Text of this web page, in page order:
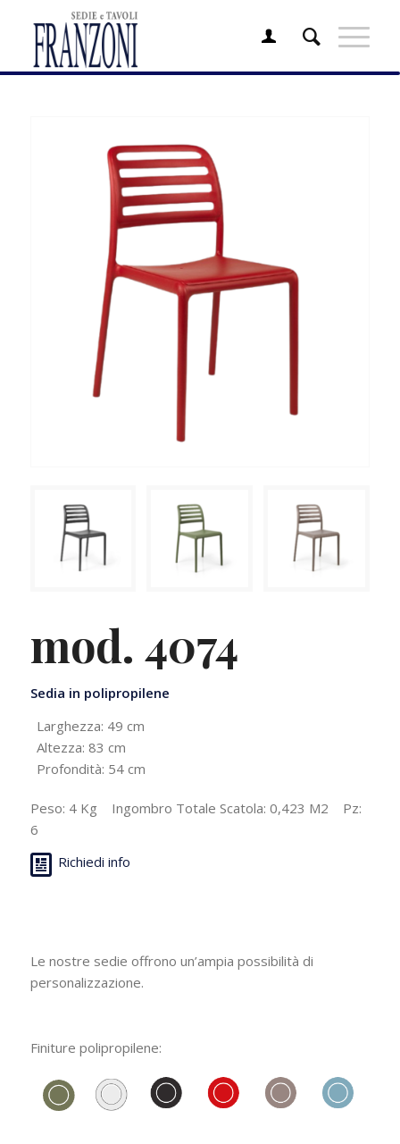
mod. 4074
Sedia in polipropilene
Larghezza: 49 cm
Altezza: 83 cm
Profondità: 54 cm
Peso: 4 Kg Ingombro Totale Scatola: 0,423 M2 Pz:
6
Richiedi info
Le nostre sedie offrono un’ampia possibilità di
personalizzazione.
Finiture polipropilene: